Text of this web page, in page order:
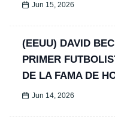
Jun 15, 2026
(EEUU) DAVID
PRIMER
DE LA FAMA DE
Jun 14, 2026